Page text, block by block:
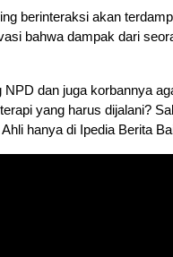
berinteraksi akan
bahwa dampak dari
dan juga korbannya
yang harus dijalani?
hanya di Ipedia Berita